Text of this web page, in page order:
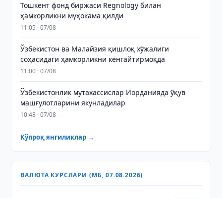
Тошкент фонд биржаси Regnology билан
ҳамкорликни муҳокама қилди
11:05 · 07/08
Ўзбекистон ва Малайзия қишлоқ хўжалиги
соҳасидаги ҳамкорликни кенгайтирмоқда
11:00 · 07/08
Ўзбекистонлик мутахассислар Иорданияда ўқув
машғулотларини якунладилар
10:48 · 07/08
Кўпроқ янгиликлар →
ВАЛЮТА КУРСЛАРИ (МБ, 07.08.2026)